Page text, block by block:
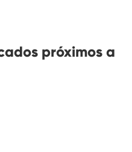
próximos a